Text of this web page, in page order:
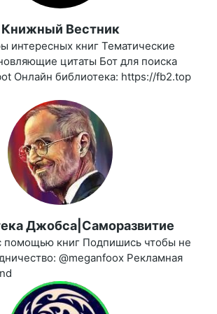
Книжный Вестник
интересных книг Тематические
цитаты Бот для поиска
Онлайн библиотека: https://fb2.top
Джобса|Саморазвитие
помощью книг Подпишись чтобы не
@meganfoox Рекламная